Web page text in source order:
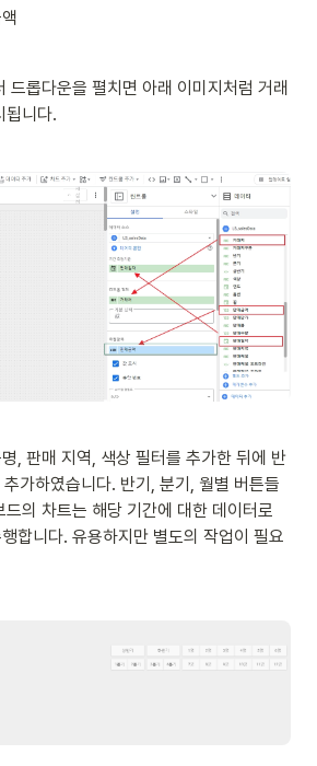
드롭다운을 펼치면 아래 이미지처럼 거래
됩니다.
, 판매 지역, 색상 필터를 추가한 뒤에 반
가하였습니다. 반기, 분기, 월별 버튼들
의 차트는 해당 기간에 대한 데이터로
합니다. 유용하지만 별도의 작업이 필요